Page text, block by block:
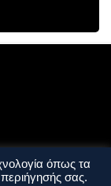
Χρήσης
όπως τα
σας.